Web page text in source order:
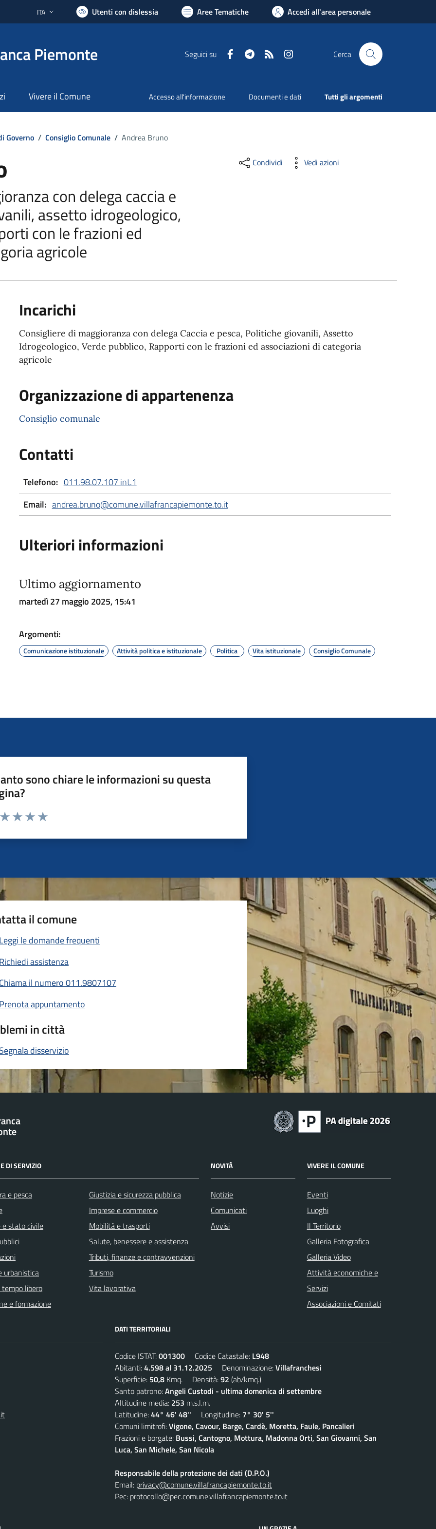
Lingua attiva:
ITA Utenti con dislessia Aree Tematiche Accedi all'area personale
Piemonte Seguici su FacebookTelegramRSS Cerca
Vivere il Comune Accesso all'informazione Documenti e dati Tutti gli argomenti
Governo / Consiglio Comunale / Andrea Bruno
con delega caccia e
assetto idrogeologico,
con le frazioni ed
agricole
Condividi Vedi azioni
Incarichi
Consigliere di maggioranza con delega Caccia e pesca, Politiche giovanili, Assetto
Idrogeologico, Verde pubblico, Rapporti con le frazioni ed associazioni di categoria
agricole
Organizzazione di appartenenza
Consiglio comunale
Contatti
Telefono: 011.98.07.107 int.1
Email: andrea.bruno@comune.villafrancapiemonte.to.it
Ulteriori informazioni
Ultimo aggiornamento
martedì 27 maggio 2025, 15:41
Argomenti:
Comunicazione istituzionale Attività politica e istituzionale Politica Vita istituzionale Consiglio Comunale
sono chiare le informazioni su questa
da 1 a 5 stelle la pagina
il comune
Leggi le domande frequenti
Richiedi assistenza
Chiama il numero 011.9807107
Prenota appuntamento
in città
Segnala disservizio
DI SERVIZIO
e pesca
e stato civile
urbanistica
libero
e formazione
Giustizia e sicurezza pubblica
Imprese e commercio
Mobilità e trasporti
Salute, benessere e assistenza
Tributi, finanze e contravvenzioni
Turismo
Vita lavorativa
NOVITÀ
Notizie
Comunicati
Avvisi
VIVERE IL COMUNE
Eventi
Luoghi
Il Territorio
Galleria Fotografica
Galleria Video
Attività economiche e
Servizi
Associazioni e Comitati
DATI TERRITORIALI
Codice ISTAT:001300 Codice Catastale: L948
Abitanti:4.598 al 31.12.2025 Denominazione:Villafranchesi
Superficie: 50,8 Kmq. Densità:92 (ab/kmq.)
Santo patrono:Angeli Custodi - ultima domenica di settembre
Altitudine media: 253 m.s.l.m.
Latitudine:44° 46' 48'' Longitudine: 7° 30' 5''
Comuni limitrofi:Vigone, Cavour, Barge, Cardè, Moretta, Faule, Pancalieri
Frazioni e borgate: Bussi, Cantogno, Mottura, Madonna Orti, San Giovanni, San
Luca, San Michele, San Nicola
Responsabile della protezione dei dati (D.P.O.)
Email: privacy@comune.villafrancapiemonte.to.it
Pec: protocollo@pec.comune.villafrancapiemonte.to.it